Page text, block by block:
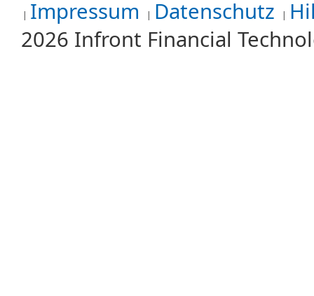
Impressum Datenschutz
2026 Infront Financial